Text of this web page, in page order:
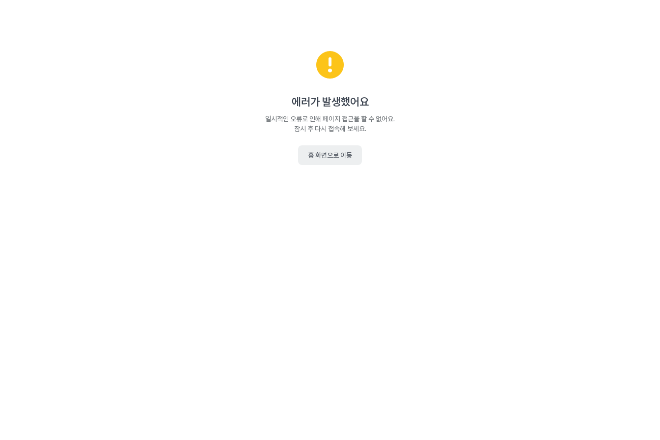
에러가 발생했어요
일시적인 오류로 인해 페이지 접근을 할 수 없어요.
잠시 후 다시 접속해 보세요.
홈 화면으로 이동